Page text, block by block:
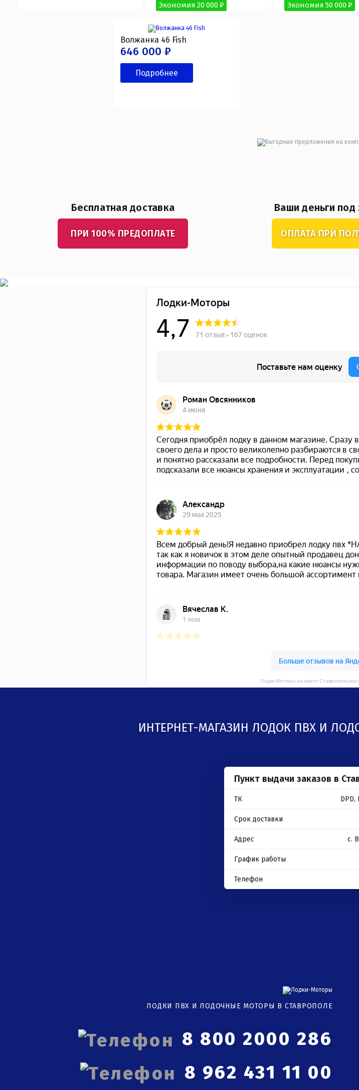
Экономия 20 000 ₽ Экономия 50 000 ₽
Волжанка 46 Fish
646 000 ₽
Подробнее
Бесплатная доставка
ПРИ 100% ПРЕДОПЛАТЕ
Ваши деньги под
ОПЛАТА ПРИ
Лодки-Моторы на карте
ИНТЕРНЕТ-МАГАЗИН ЛОДОК ПВХ И
Пункт выдачи заказов в
ТК
Срок доставки
Адрес с.
График работы
Телефон
ЛОДКИ ПВХ И ЛОДОЧНЫЕ МОТОРЫ В СТАВРОПОЛЕ
8 800 2000 286
8 962 431 11 00